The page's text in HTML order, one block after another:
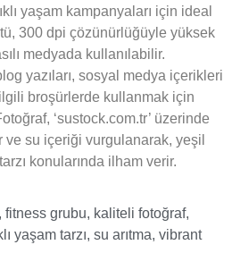
yaşam kampanyaları için ideal
300 dpi çözünürlüğüyle yüksek
medyada kullanılabilir.
yazıları, sosyal medya içerikleri
broşürlerde kullanmak için
‘sustock.com.tr’ üzerinde
su içeriği vurgulanarak, yeşil
konularında ilham verir.
fitness grubu, kaliteli fotoğraf,
yaşam tarzı, su arıtma, vibrant